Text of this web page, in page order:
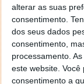
alterar as suas
consentimento.
dos seus dados
consentimento,
processamento.
este website.
consentimento a
Vítor
@Rui
Tens
janela
rato faz
clica no